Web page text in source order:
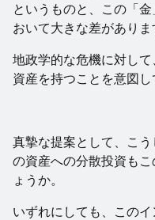
というものと、この「
おいて大きな差がありま
地政学的な危機に対し
資産を持つことを意図し
真摯な提案として、こ
の資産への分散投資も
ょうか。
いずれにしても、この